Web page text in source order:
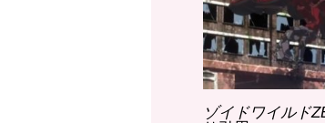
ゾイドワイルド